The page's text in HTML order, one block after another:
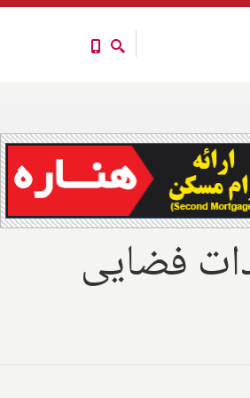
سال پیش موجودات فضایی